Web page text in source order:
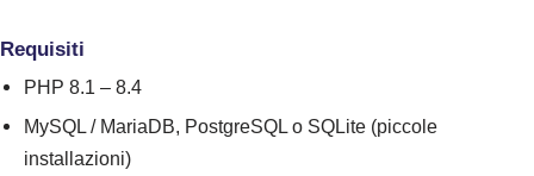
Requisiti
PHP 8.1 – 8.4
MySQL / MariaDB, PostgreSQL o SQLite (piccole
installazioni)